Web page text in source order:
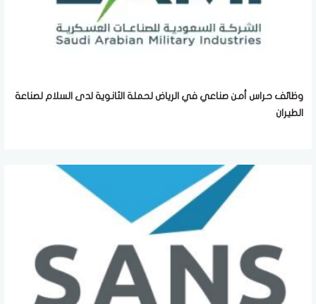
وظائف حراس أمن صناعي في الرياض لحملة الثانوية لدى السلام لصناعة
الطيران